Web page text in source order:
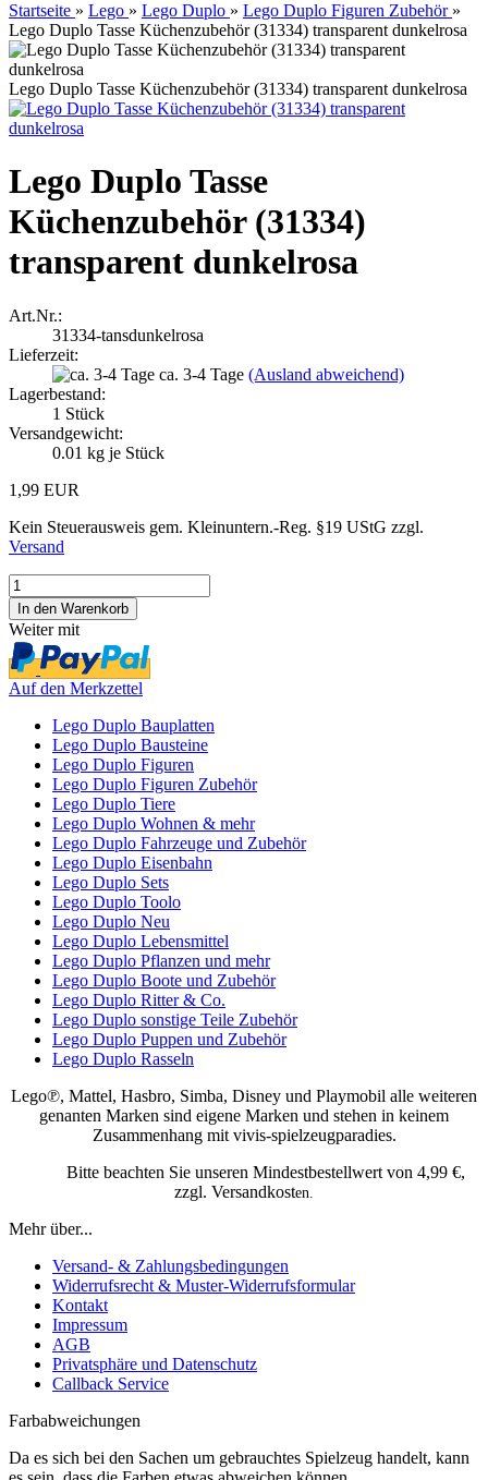
Startseite » Lego » Lego Duplo » Lego Duplo Figuren Zubehör »
Lego Duplo Tasse Küchenzubehör (31334) transparent dunkelrosa
Lego Duplo Tasse Küchenzubehör (31334) transparent dunkelrosa
Lego Duplo Tasse
Küchenzubehör (31334)
transparent dunkelrosa
Art.Nr.:
31334-tansdunkelrosa
Lieferzeit:
ca. 3-4 Tage (Ausland abweichend)
Lagerbestand:
1 Stück
Versandgewicht:
0.01 kg je Stück
1,99 EUR
Kein Steuerausweis gem. Kleinuntern.-Reg. §19 UStG zzgl.
Versand
Weiter mit
Auf den Merkzettel
Lego Duplo Bauplatten
Lego Duplo Bausteine
Lego Duplo Figuren
Lego Duplo Figuren Zubehör
Lego Duplo Tiere
Lego Duplo Wohnen & mehr
Lego Duplo Fahrzeuge und Zubehör
Lego Duplo Eisenbahn
Lego Duplo Sets
Lego Duplo Toolo
Lego Duplo Neu
Lego Duplo Lebensmittel
Lego Duplo Pflanzen und mehr
Lego Duplo Boote und Zubehör
Lego Duplo Ritter & Co.
Lego Duplo sonstige Teile Zubehör
Lego Duplo Puppen und Zubehör
Lego Duplo Rasseln
Lego℗, Mattel, Hasbro, Simba, Disney und Playmobil alle weiteren
genanten Marken sind eigene Marken und stehen in keinem
Zusammenhang mit vivis-spielzeugparadies.
Bitte beachten Sie unseren Mindestbestellwert von 4,99 €,
zzgl. Versandkosten.
Mehr über...
Versand- & Zahlungsbedingungen
Widerrufsrecht & Muster-Widerrufsformular
Kontakt
Impressum
AGB
Privatsphäre und Datenschutz
Callback Service
Farbabweichungen
Da es sich bei den Sachen um gebrauchtes Spielzeug handelt, kann